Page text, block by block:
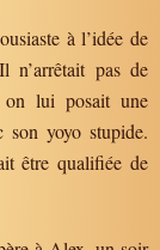
à l’idée de
n’arrêtait pas de
on lui posait une
son yoyo stupide.
être qualifiée de